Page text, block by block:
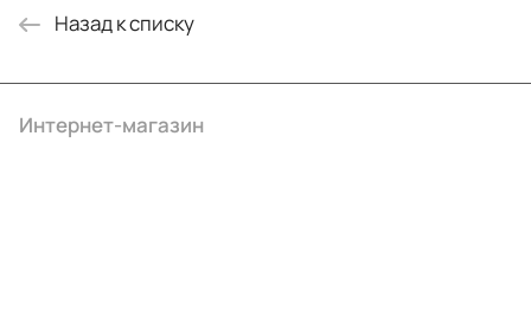
Назад к списку
Интернет-магазин